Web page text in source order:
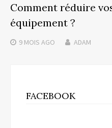
Comment réduire
équipement ?
9 MOIS AGO ADAM
FACEBOOK